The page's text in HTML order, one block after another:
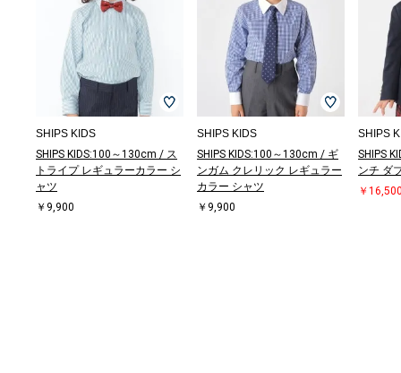
SHIPS KIDS
SHIPS KIDS:100～130cm / ス
トライプ レギュラーカラー シ
ャツ
￥9,900
SHIPS KIDS
SHIPS KIDS:100～130cm / ギ
ンガム クレリック レギュラー
カラー シャツ
￥9,900
SHIPS
SHIPS
ンチ ダ
￥